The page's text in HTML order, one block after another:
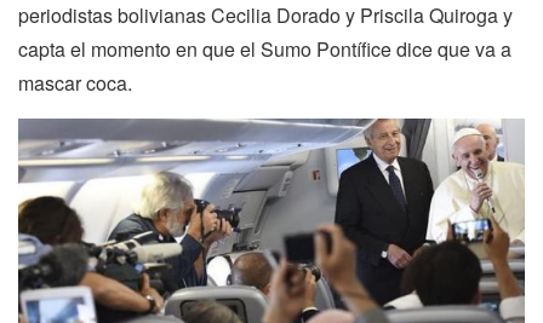
periodistas bolivianas Cecilia Dorado y Priscila Quiroga y
capta el momento en que el Sumo Pontífice dice que va a
mascar coca.